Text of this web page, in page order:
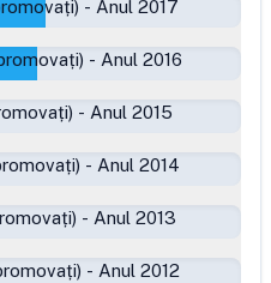
- Anul 2017
- Anul 2016
- Anul 2015
- Anul 2014
- Anul 2013
- Anul 2012